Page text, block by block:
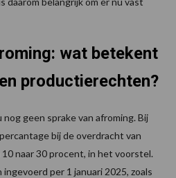
wat betekent
productierechten?
geen sprake van afroming. Bij
bij de overdracht van
naar 30 procent, in het voorstel.
per 1 januari 2025, zoals